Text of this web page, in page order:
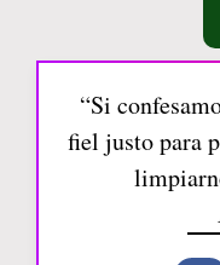
“Si
fiel justo para